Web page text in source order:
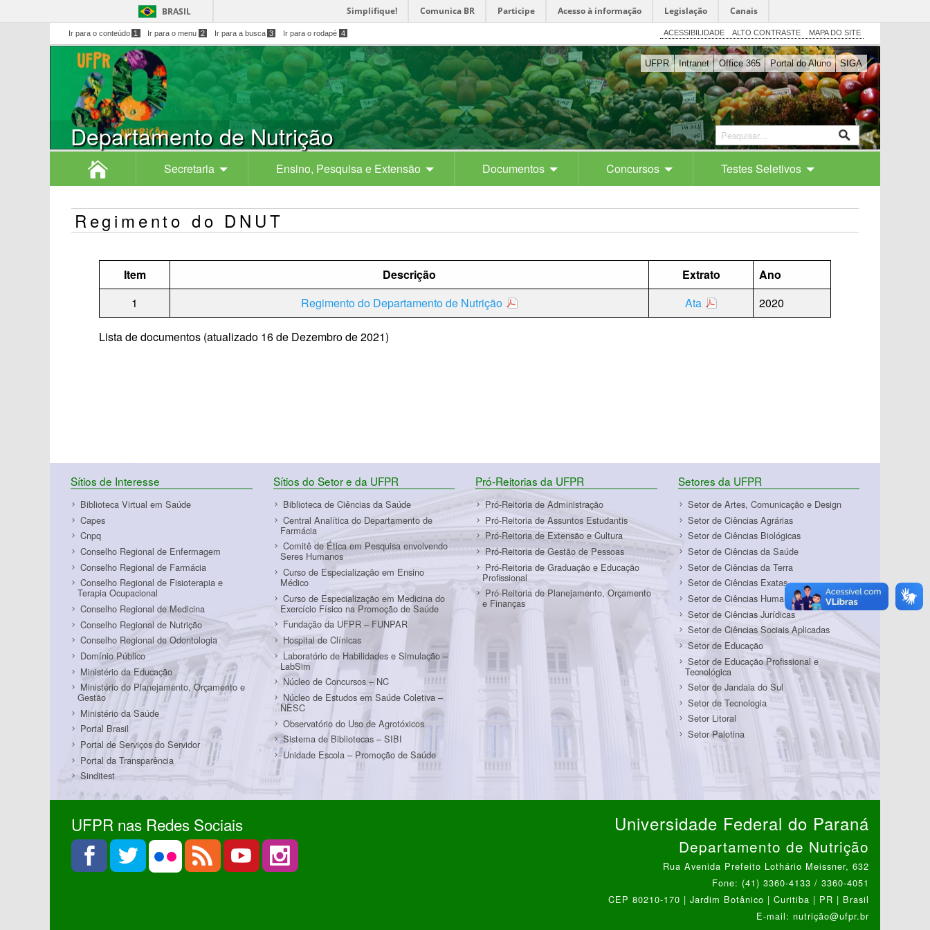
BRASIL Simplifique! Comunica BR Participe Acesso à informação Legislação Canais
Ir para o conteúdo 1 Ir para o menu 2 Ir para a busca 3 Ir para o rodapé 4 ACESSIBILIDADE ALTO CONTRASTE MAPA DO SITE
UFPR Intranet Office 365 Portal do Aluno SIGA
Departamento de Nutrição
Secretaria Ensino, Pesquisa e Extensão Documentos Concursos Testes Seletivos
Regimento do DNUT
Item Descrição Extrato
Ano
1
Regimento do Departamento de Nutrição Ata 2020
Lista de documentos (atualizado 16 de Dezembro de 2021)
Sítios de Interesse
Biblioteca Virtual em Saúde
Capes
Cnpq
Conselho Regional de Enfermagem
Conselho Regional de Farmácia
Conselho Regional de Fisioterapia e
Terapia Ocupacional
Conselho Regional de Medicina
Conselho Regional de Nutrição
Conselho Regional de Odontologia
Domínio Público
Ministério da Educação
Ministério do Planejamento, Orçamento e
Gestão
Ministério da Saúde
Portal Brasil
Portal de Serviços do Servidor
Portal da Transparência
Sinditest
Sítios do Setor e da UFPR
Biblioteca de Ciências da Saúde
Central Analítica do Departamento de
Farmácia
Comitê de Ética em Pesquisa envolvendo
Seres Humanos
Curso de Especialização em Ensino
Médico
Curso de Especialização em Medicina do
Exercício Físico na Promoção de Saúde
Fundação da UFPR – FUNPAR
Hospital de Clínicas
Laboratório de Habilidades e Simulação –
LabSim
Núcleo de Concursos – NC
Núcleo de Estudos em Saúde Coletiva –
NESC
Observatório do Uso de Agrotóxicos
Sistema de Bibliotecas – SIBI
Unidade Escola – Promoção de Saúde
Pró-Reitorias da UFPR
Pró-Reitoria de Administração
Pró-Reitoria de Assuntos Estudantis
Pró-Reitoria de Extensão e Cultura
Pró-Reitoria de Gestão de Pessoas
Pró-Reitoria de Graduação e Educação
Profissional
Pró-Reitoria de Planejamento, Orçamento
e Finanças
Setores da UFPR
Setor de Artes, Comunicação e Design
Setor de Ciências Agrárias
Setor de Ciências Biológicas
Setor de Ciências da Saúde
Setor de Ciências da Terra
Setor de Ciências Exatas
Setor de Ciências Humanas
Setor de Ciências Jurídicas
Setor de Ciências Sociais Aplicadas
Setor de Educação
Setor de Educação Profissional e
Tecnológica
Setor de Jandaia do Sul
Setor de Tecnologia
Setor Litoral
Setor Palotina
UFPR nas Redes Sociais Universidade Federal do Paraná
Departamento de Nutrição
Rua Avenida Prefeito Lothário Meissner, 632
Fone: (41) 3360-4133 / 3360-4051
CEP 80210-170 | Jardim Botânico | Curitiba | PR | Brasil
E-mail: nutrição@ufpr.br